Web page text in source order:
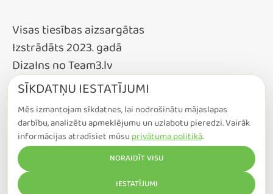
Visas tiesības aizsargātas
Izstrādāts 2023. gadā
DizaIns no Team3.lv
SĪKDATŅU IESTATĪJUMI
Mēs izmantojam sīkdatnes, lai nodrošinātu mājaslapas
darbību, analizētu apmeklējumu un uzlabotu pieredzi. Vairāk
informācijas atradīsiet mūsuprivātuma politikā.
NORAIDĪT VISU
IESTATĪJUMI
COOKIE IESTATĪJUMI